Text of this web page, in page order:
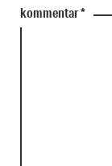
kommentar*